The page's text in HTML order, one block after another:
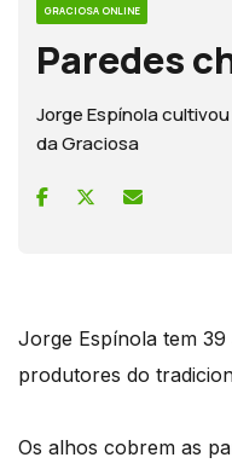
GRACIOSA ONLINE
Paredes
Jorge Espínola
da Graciosa
Jorge Espínola tem
produtores do
Os alhos cobrem as